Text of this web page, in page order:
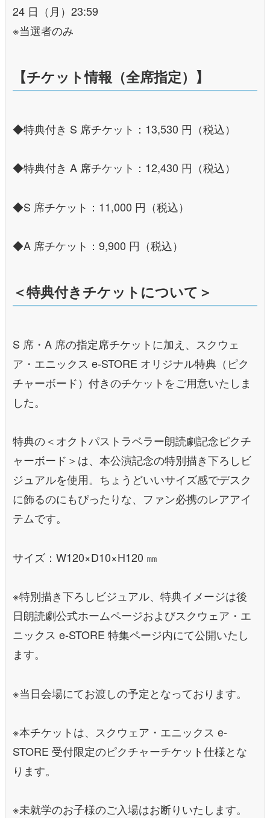
24 日（月）23:59
※当選者のみ
【チケット情報（全席指定）】
◆特典付き S 席チケット：13,530 円（税込）
◆特典付き A 席チケット：12,430 円（税込）
◆S 席チケット：11,000 円（税込）
◆A 席チケット：9,900 円（税込）
＜特典付きチケットについて＞
S 席・A 席の指定席チケットに加え、スクウェ
ア・エニックス e-STORE オリジナル特典（ピク
チャーボード）付きのチケットをご用意いたしま
した。
特典の＜オクトパストラベラー朗読劇記念ピクチ
ャーボード＞は、本公演記念の特別描き下ろしビ
ジュアルを使用。ちょうどいいサイズ感でデスク
に飾るのにもぴったりな、ファン必携のレアアイ
テムです。
サイズ：W120×D10×H120 ㎜
※特別描き下ろしビジュアル、特典イメージは後
日朗読劇公式ホームページおよびスクウェア・エ
ニックス e-STORE 特集ページ内にて公開いたし
ます。
※当日会場にてお渡しの予定となっております。
※本チケットは、スクウェア・エニックス e-
STORE 受付限定のピクチャーチケット仕様とな
ります。
※未就学のお子様のご入場はお断りいたします。